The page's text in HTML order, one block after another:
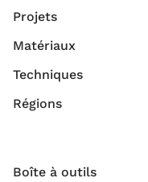
Projets
Matériaux
Techniques
Régions
Boîte à outils